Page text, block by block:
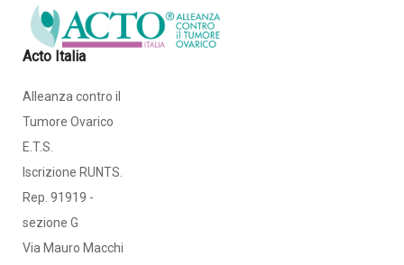
Acto Italia
Alleanza contro il
Tumore Ovarico
E.T.S.
Iscrizione RUNTS.
Rep. 91919 -
sezione G
Via Mauro Macchi